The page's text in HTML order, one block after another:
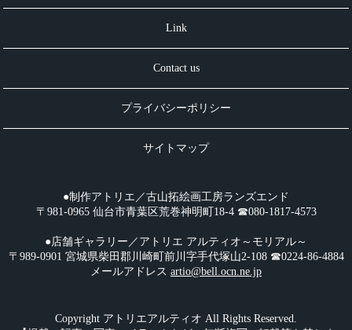
Link
Contact us
プライバシーポリシー
サイトマップ
●制作アトリエ／古山拓絵画工房ランズエンド
〒981-0965 仙台市青葉区荒巻神明町18-4 ☎︎080-1817-4573
●店舗ギャラリー／アトリエ アルティオ～モリアル～
〒989-0901 宮城県柴田郡川崎町前川字手代塚山2-108 ☎︎0224-86-4884
メールアドレス artio@bell.ocn.ne.jp
Copyright アトリエアルティオ All Rights Reserved.